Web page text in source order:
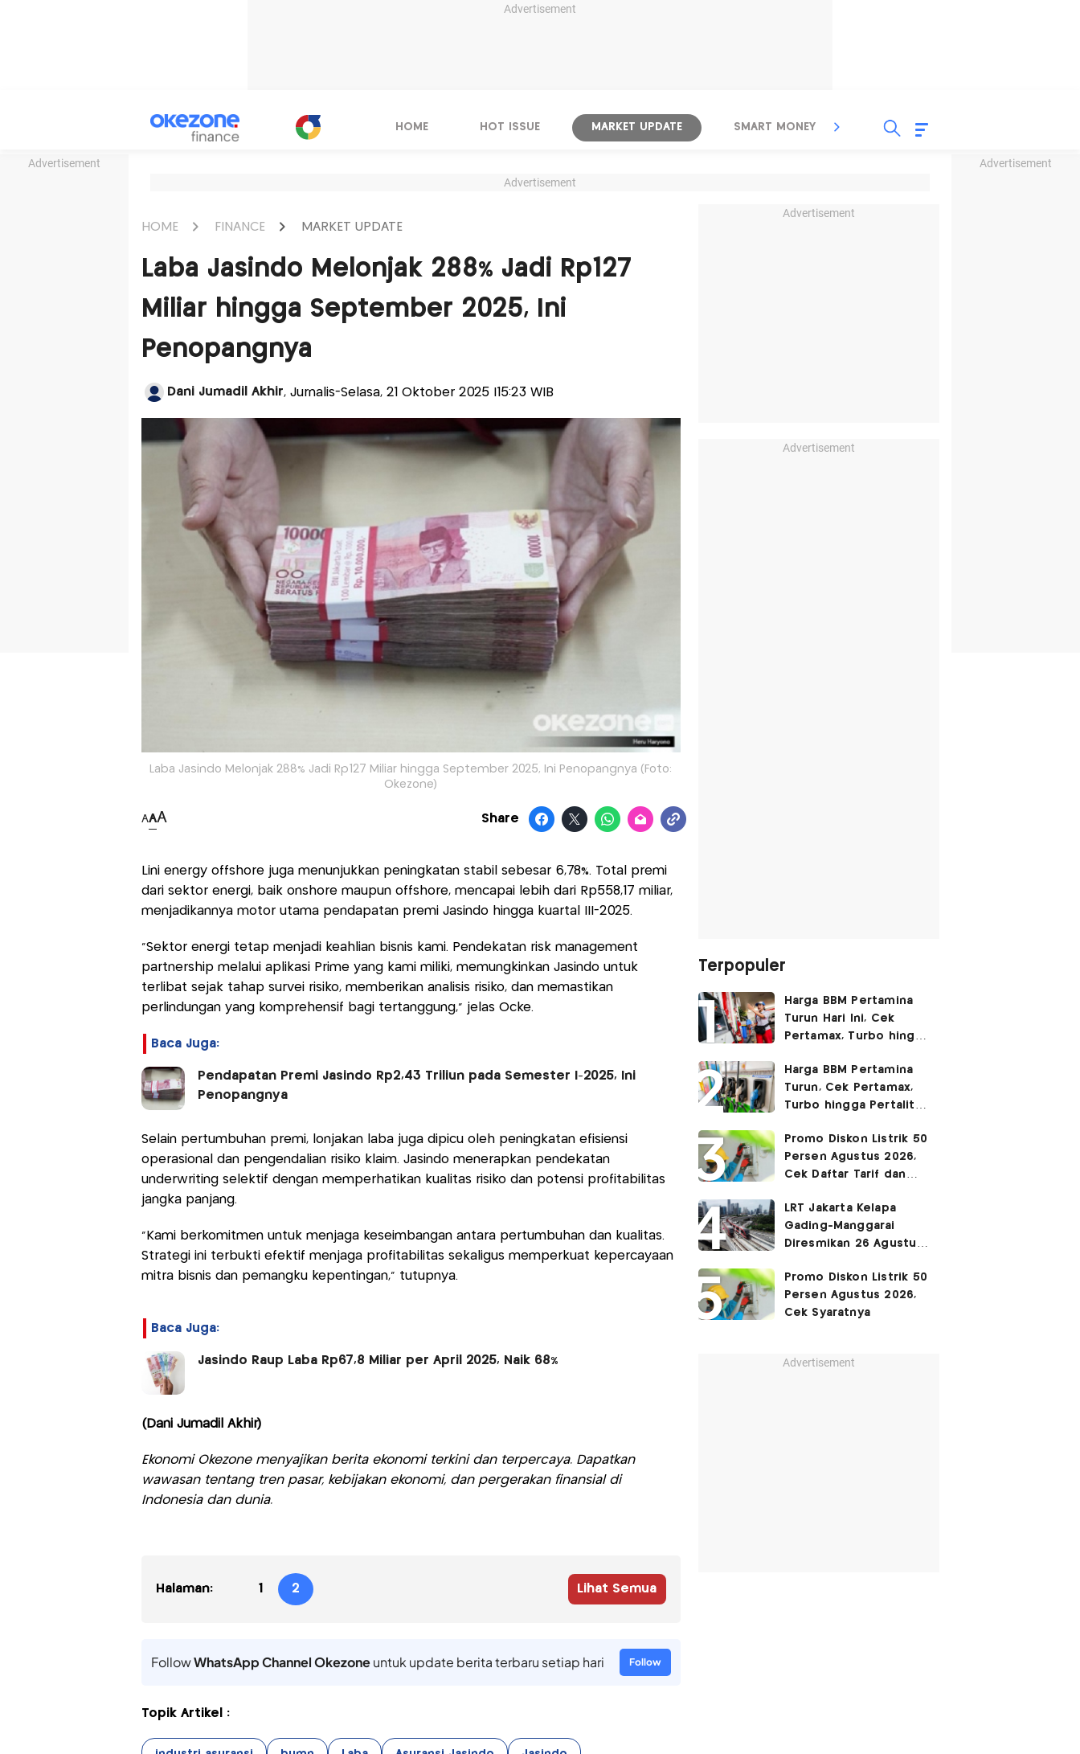
Advertisement
Advertisement Advertisement
HOME HOT ISSUE MARKET UPDATE SMART MONEY INSPIRASI BISNIS
Advertisement
HOME FINANCE MARKET UPDATE
Laba Jasindo Melonjak 288% Jadi Rp127
Miliar hingga September 2025, Ini
Penopangnya
Dani Jumadil Akhir, Jurnalis-Selasa, 21 Oktober 2025 |15:23 WIB
Laba Jasindo Melonjak 288% Jadi Rp127 Miliar hingga September 2025, Ini Penopangnya (Foto:
Okezone)
AAA Share
Lini energy offshore juga menunjukkan peningkatan stabil sebesar 6,78%. Total premi
dari sektor energi, baik onshore maupun offshore, mencapai lebih dari Rp558,17 miliar,
menjadikannya motor utama pendapatan premi Jasindo hingga kuartal III-2025.
"Sektor energi tetap menjadi keahlian bisnis kami. Pendekatan risk management
partnership melalui aplikasi Prime yang kami miliki, memungkinkan Jasindo untuk
terlibat sejak tahap survei risiko, memberikan analisis risiko, dan memastikan
perlindungan yang komprehensif bagi tertanggung,” jelas Ocke.
Baca Juga:
Pendapatan Premi Jasindo Rp2,43 Triliun pada Semester I-2025, Ini
Penopangnya
Selain pertumbuhan premi, lonjakan laba juga dipicu oleh peningkatan efisiensi
operasional dan pengendalian risiko klaim. Jasindo menerapkan pendekatan
underwriting selektif dengan memperhatikan kualitas risiko dan potensi profitabilitas
jangka panjang.
"Kami berkomitmen untuk menjaga keseimbangan antara pertumbuhan dan kualitas.
Strategi ini terbukti efektif menjaga profitabilitas sekaligus memperkuat kepercayaan
mitra bisnis dan pemangku kepentingan,” tutupnya.
Baca Juga:
Jasindo Raup Laba Rp67,8 Miliar per April 2025, Naik 68%
(Dani Jumadil Akhir)
Ekonomi Okezone menyajikan berita ekonomi terkini dan terpercaya. Dapatkan
wawasan tentang tren pasar, kebijakan ekonomi, dan pergerakan finansial di
Indonesia dan dunia.
Halaman: 1 2 Lihat Semua
FollowWhatsApp Channel Okezoneuntuk update berita terbaru setiap hari Follow
Topik Artikel :
Advertisement
Advertisement
Terpopuler
Harga BBM Pertamina
Turun Hari Ini, Cek
Pertamax, Turbo hingga
2026
Harga BBM Pertamina
Turun, Cek Pertamax,
Turbo hingga Pertalite
Promo Diskon Listrik 50
Persen Agustus 2026,
Cek Daftar Tarif dan
LRT Jakarta Kelapa
Gading-Manggarai
Diresmikan 26 Agustus
Promo Diskon Listrik 50
Persen Agustus 2026,
Cek Syaratnya
Advertisement